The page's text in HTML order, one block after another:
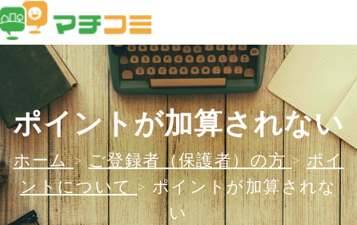
ポイントが加算されない
ホーム > ご登録者（保護者）の方 > ポイ
ントについて > ポイントが加算されな
い